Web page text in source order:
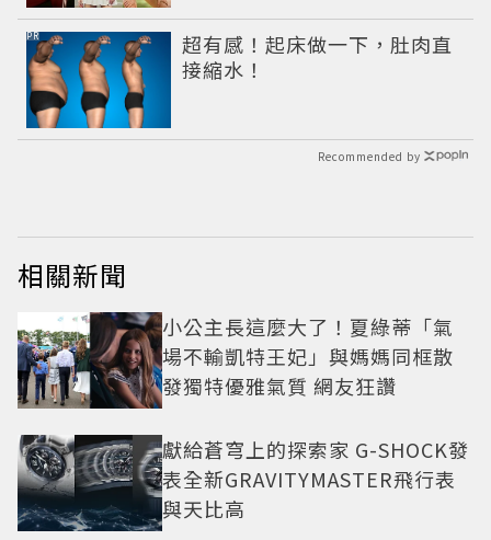
超有感！起床做一下，肚肉直
接縮水！
PR
Recommended by
相關新聞
小公主長這麼大了！夏綠蒂「氣
場不輸凱特王妃」與媽媽同框散
發獨特優雅氣質 網友狂讚
獻給蒼穹上的探索家 G-SHOCK發
表全新GRAVITYMASTER飛行表
與天比高